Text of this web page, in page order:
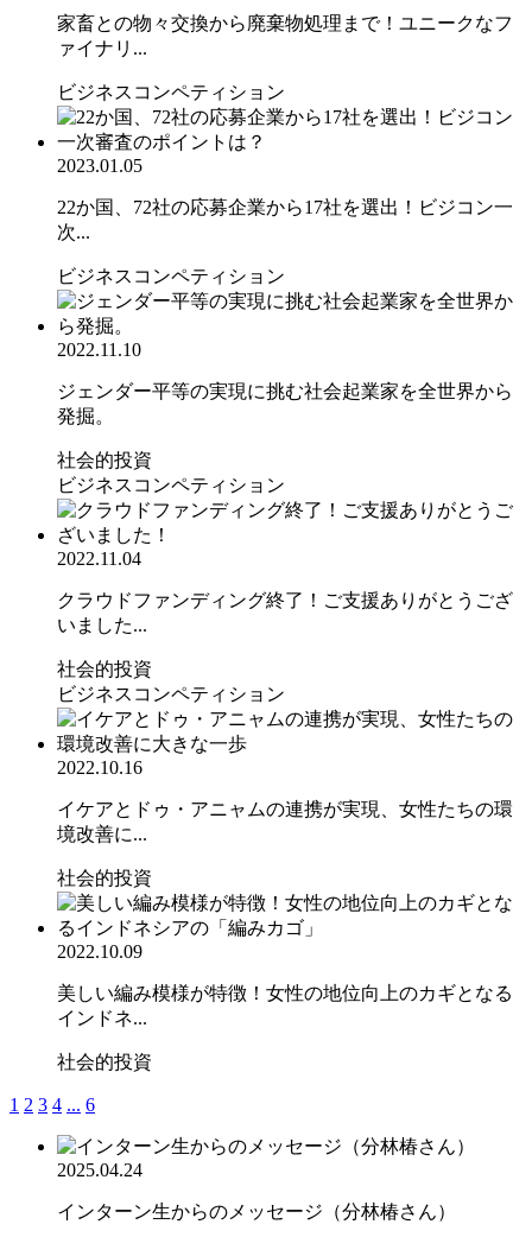
家畜との物々交換から廃棄物処理まで！ユニークなフ
ァイナリ...
ビジネスコンペティション
2023.01.05
22か国、72社の応募企業から17社を選出！ビジコン一
次...
ビジネスコンペティション
2022.11.10
ジェンダー平等の実現に挑む社会起業家を全世界から
発掘。
社会的投資
ビジネスコンペティション
2022.11.04
クラウドファンディング終了！ご支援ありがとうござ
いました...
社会的投資
ビジネスコンペティション
2022.10.16
イケアとドゥ・アニャムの連携が実現、女性たちの環
境改善に...
社会的投資
2022.10.09
美しい編み模様が特徴！女性の地位向上のカギとなる
インドネ...
社会的投資
1 2 3 4 ... 6
2025.04.24
インターン生からのメッセージ（分林椿さん）